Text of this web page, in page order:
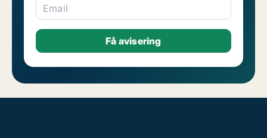
Email